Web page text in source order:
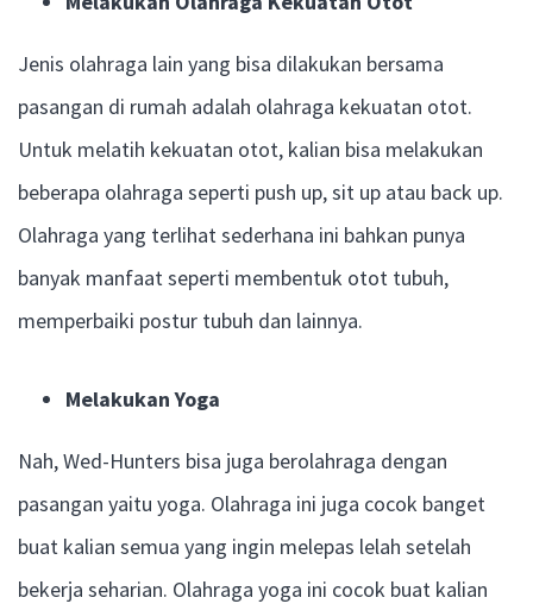
Jenis olahraga lain yang bisa dilakukan bersama
pasangan di rumah adalah olahraga kekuatan otot.
Untuk melatih kekuatan otot, kalian bisa melakukan
beberapa olahraga seperti push up, sit up atau back up.
Olahraga yang terlihat sederhana ini bahkan punya
banyak manfaat seperti membentuk otot tubuh,
memperbaiki postur tubuh dan lainnya.
Melakukan Yoga
Nah, Wed-Hunters bisa juga berolahraga dengan
pasangan yaitu yoga. Olahraga ini juga cocok banget
buat kalian semua yang ingin melepas lelah setelah
bekerja seharian. Olahraga yoga ini cocok buat kalian